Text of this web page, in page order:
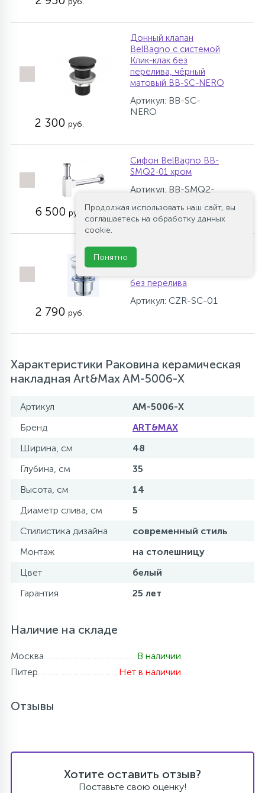
Донный клапан
BelBagno с системой
Клик-клак без
перелива, чёрный
матовый BB-SC-NERO
Артикул: BB-SC-
NERO
2 300 руб.
Сифон BelBagno BB-
SMQ2-01 хром
Артикул: BB-SMQ2-
6 500 руб.
Донный клапан
без перелива
Артикул: CZR-SC-01
2 790 руб.
Характеристики Раковина керамическая
накладная Art&Max AM-5006-X
Артикул
AM-5006-X
Бренд
ART&MAX
Ширина, см
48
Глубина, см
35
Высота, см
14
Диаметр слива, см
5
Стилистика дизайна
современный стиль
Монтаж
на столешницу
Цвет
белый
Гарантия
25 лет
Наличие на складе
Москва
В наличии
Питер
Нет в наличии
Отзывы
Хотите оставить отзыв?
Поставьте свою оценку!
Продолжая использовать наш сайт, вы
соглашаетесь на обработку данных
cookie.
Понятно